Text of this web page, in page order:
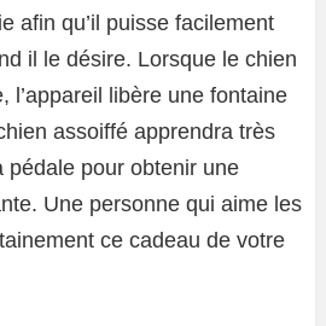
afin qu’il puisse facilement
il le désire. Lorsque le chien
l’appareil libère une fontaine
assoiffé apprendra très
pédale pour obtenir une
Une personne qui aime les
ce cadeau de votre